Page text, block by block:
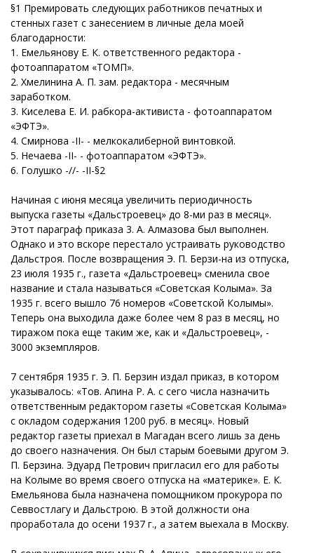
§1 Премировать следующих работников печатных и
стенных газет с занесением в личные дела моей
благодарности:
1. Емельянову Е. К. ответственного редактора -
фотоаппаратом «ТОМП».
2. Хмелинина А. П. зам. редактора - месячным
заработком.
3. Киселева Е. И. рабкора-активиста - фотоаппаратом
«ЭФТЭ».
4. Смирнова -II- - мелкокалиберной винтовкой.
5. Нечаева -II- - фотоаппаратом «ЭФТЭ».
6. Голушко -//- -II-§2
Начиная с июня месяца увеличить периодичность
выпуска газеты «Дальстроевец» до 8-ми раз в месяц».
Этот параграф приказа 3. А. Алмазова был выполнен.
Однако и это вскоре перестало устраивать руководство
Дальстроя. После возвращения Э. П. Берзи-на из отпуска,
23 июля 1935 г., газета «Дальстроевец» сменила свое
название и стала называться «Советская Колыма». За
1935 г. всего вышло 76 номеров «Советской Колымы».
Теперь она выходила даже более чем 8 раз в месяц, но
тиражом пока еще таким же, как и «Дальстроевец», -
3000 экземпляров.
7 сентября 1935 г. Э. П. Берзин издал приказ, в котором
указывалось: «Тов. Апина Р. А. с сего числа назначить
ответственным редактором газеты «Советская Колыма»
с окладом содержания 1200 руб. в месяц». Новый
редактор газеты приехал в Магадан всего лишь за день
до своего назначения. Он был старым боевыми другом Э.
П. Берзина. Эдуард Петрович пригласил его для работы
на Колыме во время своего отпуска на «материке». Е. К.
Емельянова была назначена помощником прокурора по
Севвостлагу и Дальстрою. В этой должности она
проработала до осени 1937 г., а затем выехала в Москву.